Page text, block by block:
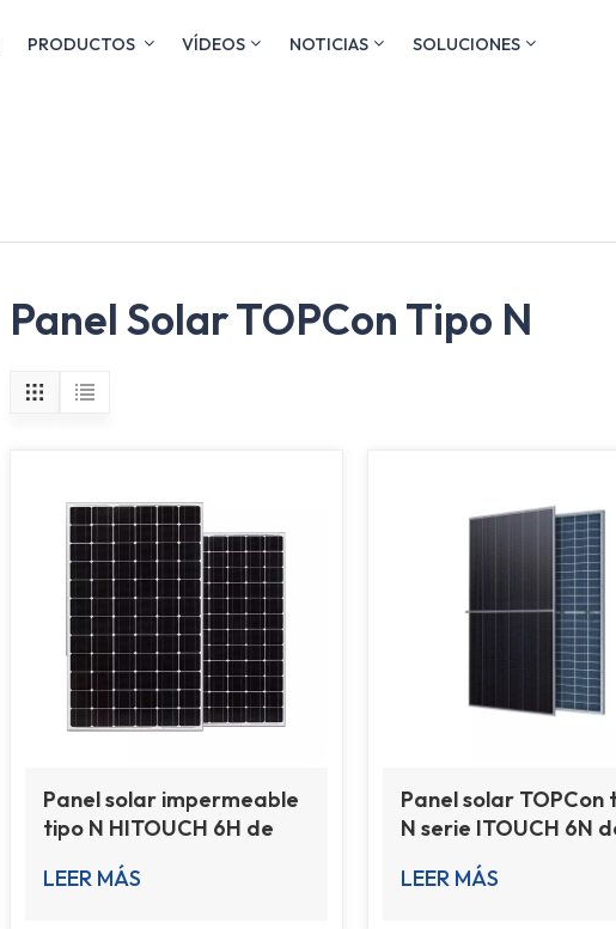
PRODUCTOS VÍDEOS NOTICIAS SOLUCIONES
Panel Solar TOPCon Tipo N
Panel solar impermeable
tipo N HITOUCH 6H de
hogar
LEER MÁS
Panel solar TOPCon
N serie ITOUCH 6N
LEER MÁS